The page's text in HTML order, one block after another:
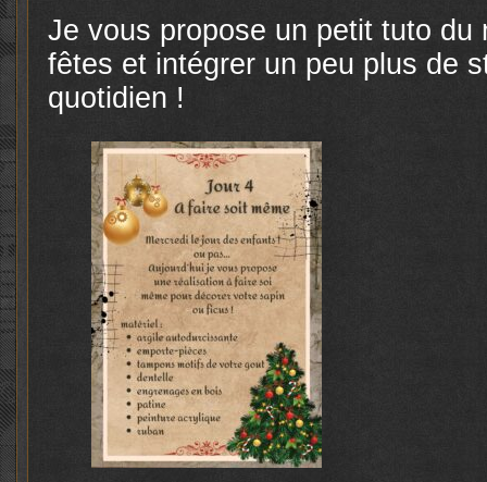
Je vous propose un petit tuto du
fêtes et intégrer un peu plus de
quotidien !